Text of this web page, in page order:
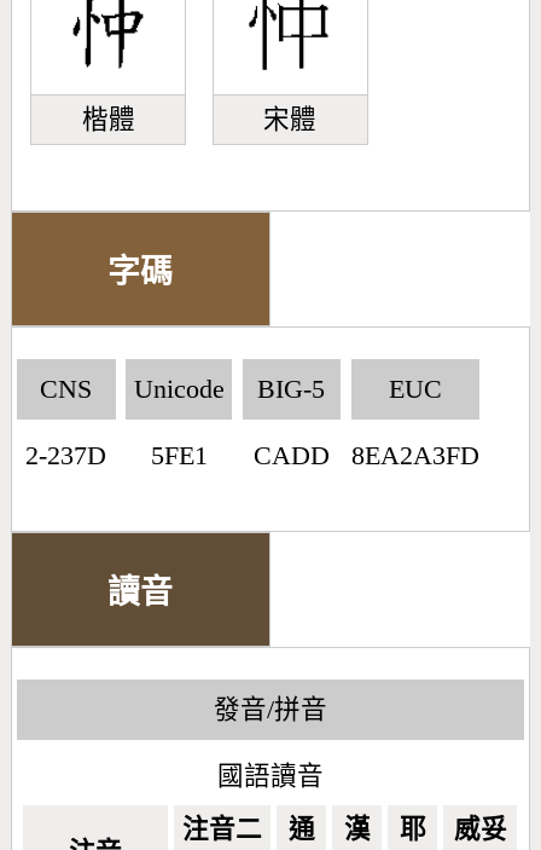
楷體 宋體
字碼
CNS
2-237D
Unicode
5FE1
BIG-5
CADD
EUC
8EA2A3FD
讀音
發音/拼音
國語讀音
注音二 通 漢 耶 威妥